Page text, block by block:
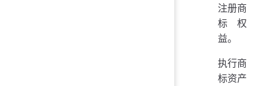
注册商
标权
益。
执行商
标资产